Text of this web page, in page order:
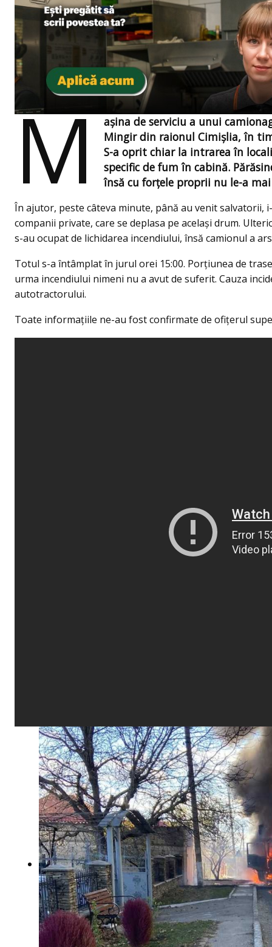
M
aşina de serviciu a unui
Mingir din raionul Cimişlia, în
S-a oprit chiar la intrarea în
specific de fum în cabină.
însă cu forțele proprii nu le-a
În ajutor, peste câteva minute, până au venit
companii private, care se deplasa pe acelaşi drum.
s-au ocupat de lichidarea incendiului, însă camionul a
Totul s-a întâmplat în jurul orei 15:00. Porțiunea de
urma incendiului nimeni nu a avut de suferit. Cauza
autotractorului.
Toate informațiile ne-au fost confirmate de ofițerul